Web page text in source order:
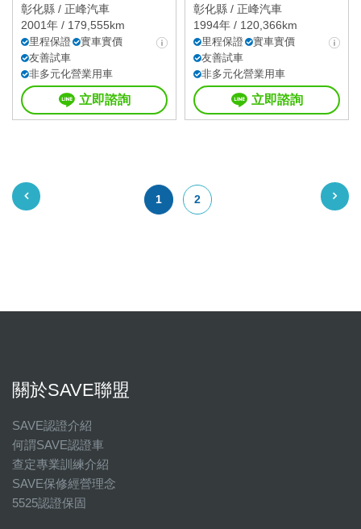
彰化縣 / 正峰汽車
2001年 / 179,555km
里程保證
實車實價
友善試車
非多元化營業用車
立即諮詢
彰化縣 / 正峰汽車
1994年 / 120,366km
里程保證
實車實價
友善試車
非多元化營業用車
立即諮詢
1 2
關於SAVE聯盟
SAVE認證介紹
何謂SAVE認證車
查定專業訓練介紹
SAVE保修經營理念
5525認證保固